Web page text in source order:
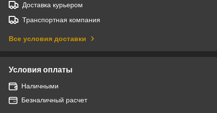
Доставка курьером
Транспортная компания
Все условия доставки
Условия оплаты
Наличными
Безналичный расчет